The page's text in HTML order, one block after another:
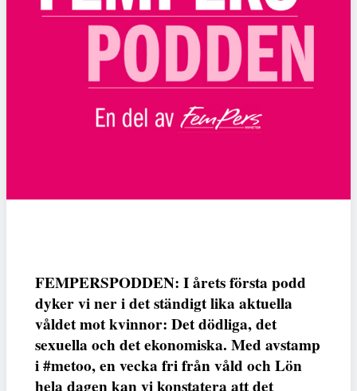
FEMPERSPODDEN: I årets första podd
dyker vi ner i det ständigt lika aktuella
våldet mot kvinnor: Det dödliga, det
sexuella och det ekonomiska. Med avstamp
i #metoo, en vecka fri från våld och Lön